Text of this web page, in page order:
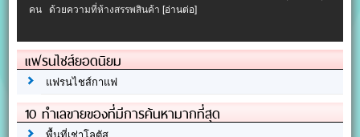
คน ด้วยความที่ห้างสรรพสินค้า[อ่านต่อ]
แฟรนไชส์ยอดนิยม
แฟรนไชส์กาแฟ
10 ทำเลขายของที่มีการค้นหามากที่สุด